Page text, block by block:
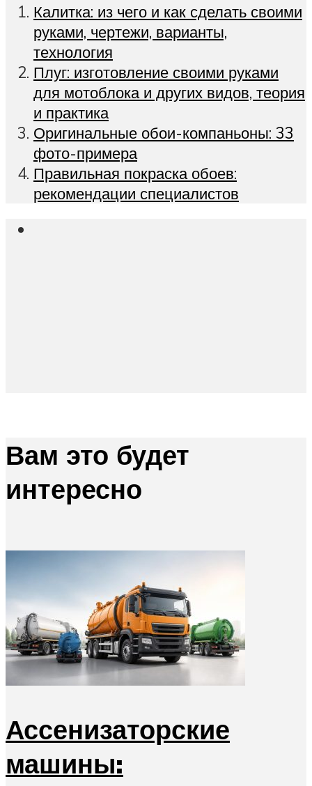
Калитка: из чего и как сделать своими
руками, чертежи, варианты,
технология
Плуг: изготовление своими руками
для мотоблока и других видов, теория
и практика
Оригинальные обои-компаньоны: 33
фото-примера
Правильная покраска обоев:
рекомендации специалистов
Вам это будет
интересно
Ассенизаторские
машины: